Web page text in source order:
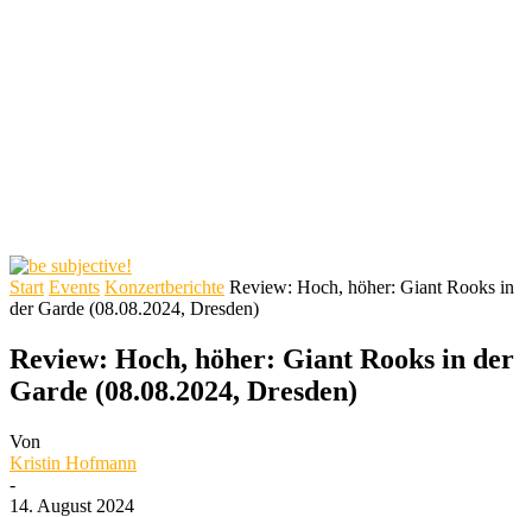
Start Events Konzertberichte Review: Hoch, höher: Giant Rooks in
der Garde (08.08.2024, Dresden)
Review: Hoch, höher: Giant Rooks in der
Garde (08.08.2024, Dresden)
Von
Kristin Hofmann
-
14. August 2024